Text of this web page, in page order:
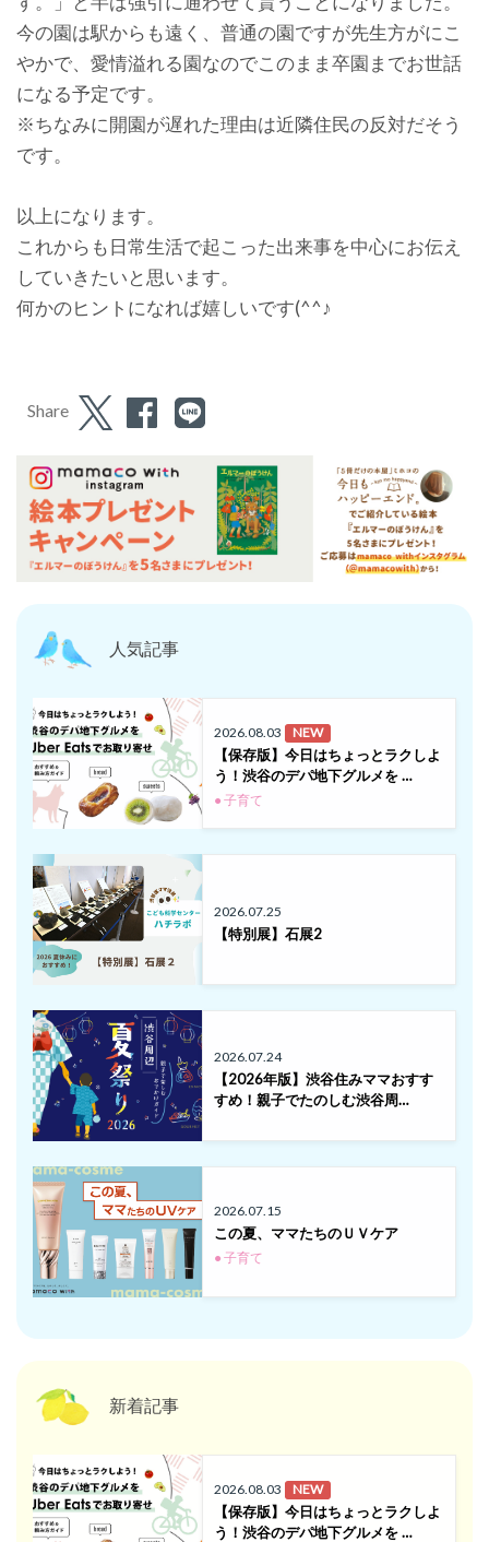
今の園は駅からも遠く、普通の園ですが先生方がにこ
やかで、愛情溢れる園なのでこのまま卒園までお世話
になる予定です。
※ちなみに開園が遅れた理由は近隣住民の反対だそう
です。
以上になります。
これからも日常生活で起こった出来事を中心にお伝え
していきたいと思います。
何かのヒントになれば嬉しいです(^^♪
Share
人気記事
2026.08.03 NEW
【保存版】今日はちょっとラクしよ
う！渋谷のデパ地下グルメを …
● 子育て
2026.07.25
【特別展】石展2
2026.07.24
【2026年版】渋谷住みママおすす
すめ！親子でたのしむ渋谷周…
2026.07.15
この夏、ママたちのＵＶケア
● 子育て
新着記事
2026.08.03 NEW
【保存版】今日はちょっとラクしよ
う！渋谷のデパ地下グルメを …